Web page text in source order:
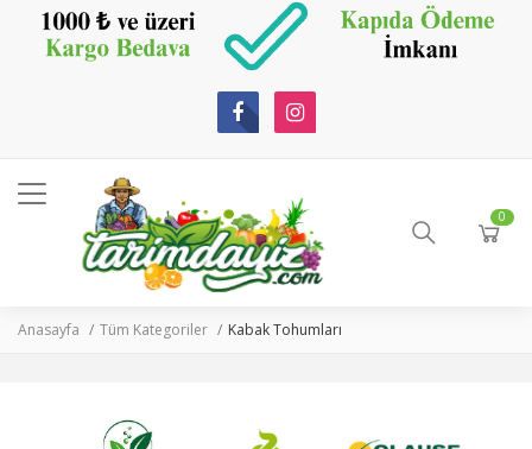
0
Anasayfa Tüm Kategoriler Kabak Tohumları